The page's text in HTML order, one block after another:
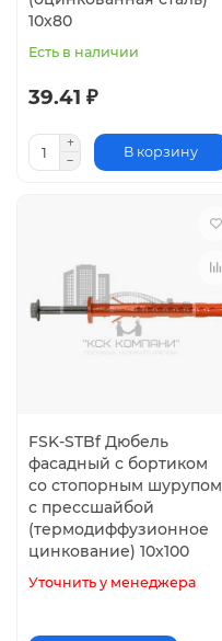
10х80
Есть в наличии
39.41 ₽
В корзину
FSK-STBf Дюбель
фасадный с бортиком
со стопорным шурупом
с прессшайбой
(термодиффузионное
цинкование) 10х100
Уточнить у менеджера